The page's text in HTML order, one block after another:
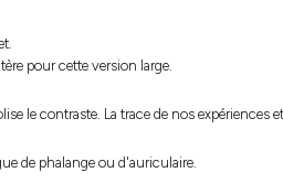
pour cette version large.
le contraste. La trace de nos expériences
de phalange ou d'auriculaire.